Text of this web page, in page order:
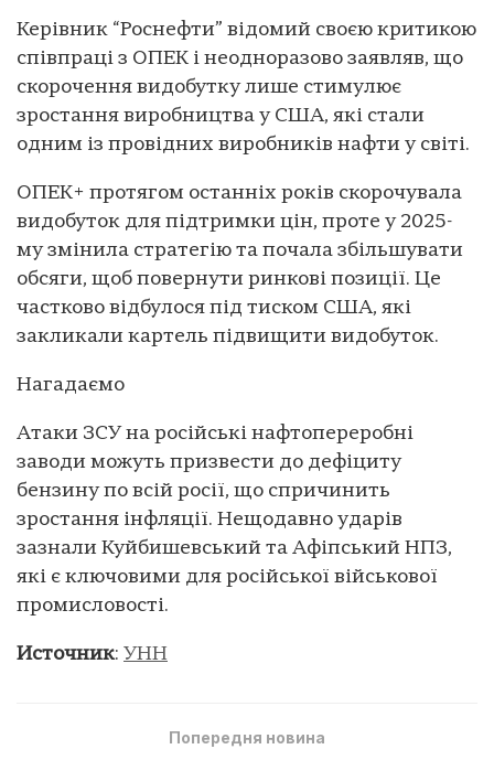
Керівник “Роснефти” відомий своєю критикою
співпраці з ОПЕК і неодноразово заявляв, що
скорочення видобутку лише стимулює
зростання виробництва у США, які стали
одним із провідних виробників нафти у світі.
ОПЕК+ протягом останніх років скорочувала
видобуток для підтримки цін, проте у 2025-
му змінила стратегію та почала збільшувати
обсяги, щоб повернути ринкові позиції. Це
частково відбулося під тиском США, які
закликали картель підвищити видобуток.
Нагадаємо
Атаки ЗСУ на російські нафтопереробні
заводи можуть призвести до дефіциту
бензину по всій росії, що спричинить
зростання інфляції. Нещодавно ударів
зазнали Куйбишевський та Афіпський НПЗ,
які є ключовими для російської військової
промисловості.
Источник: УНН
Попередня новина